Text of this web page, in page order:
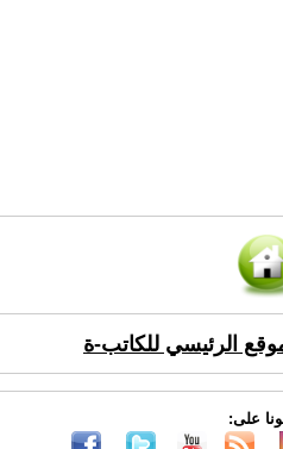
الرئيسي للكاتب-ة
على: